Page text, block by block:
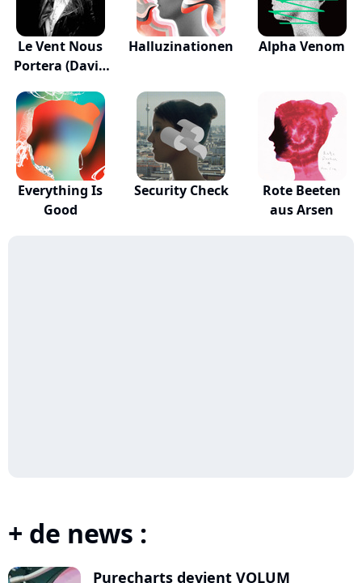
Le Vent Nous
Portera (David
Halluzinationen Alpha Venom
Everything Is
Good
Security Check
Rote Beeten
aus Arsen
+ de news :
Purecharts devient VOLUM